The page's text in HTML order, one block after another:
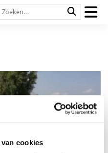
cookies